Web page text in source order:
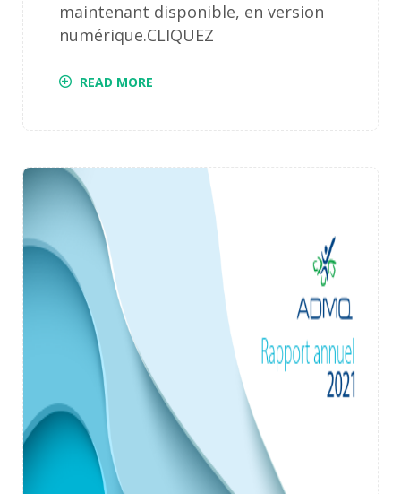
maintenant disponible, en version
numérique.CLIQUEZ
READ MORE